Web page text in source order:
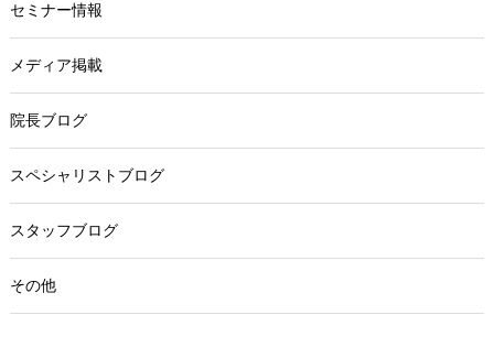
セミナー情報
メディア掲載
院長ブログ
スペシャリストブログ
スタッフブログ
その他